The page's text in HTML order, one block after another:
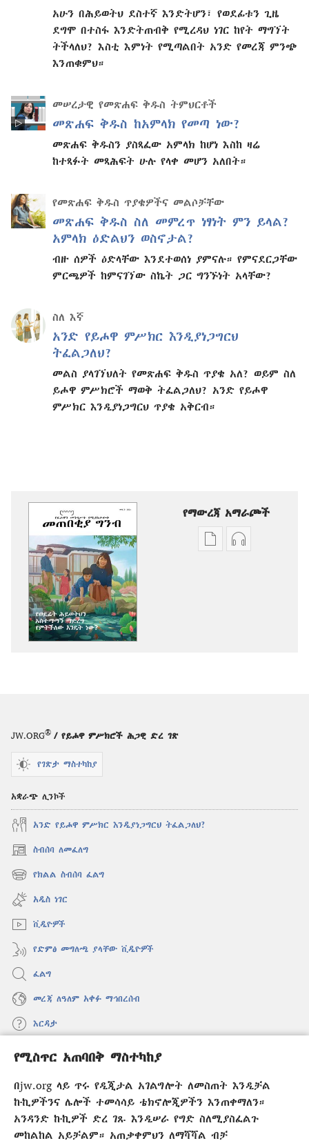
የሚስጥር አጠባበቅ ማስተካከያ
በjw.org ላይ ጥሩ የዲጂታል አገልግሎት ለመስጠት እንዲቻል
ኩኪዎችንና ሌሎች ተመሳሳይ ቴክኖሎጂዎችን እንጠቀማለን።
አንዳንድ ኩኪዎች ድረ ገጹ እንዲሠራ የግድ ስለሚያስፈልጉ
መከልከል አይቻልም። አጠቃቀምህን ለማሻሻል ብቻ
አሁን በሕይወትህ ደስተኛ እንድትሆን፣ የወደፊቱን ጊዜ
ደግሞ በተስፋ እንድትጠብቅ የሚረዳህ ነገር ከየት ማግኘት
ትችላለህ? እስቲ እምነት የሚጣልበት አንድ የመረጃ ምንጭ
እንጠቁምህ።
መሠረታዊ የመጽሐፍ ቅዱስ ትምህርቶች
መጽሐፍ ቅዱስ ከአምላክ የመጣ ነው?
መጽሐፍ ቅዱስን ያስጻፈው አምላክ ከሆነ እስከ ዛሬ
ከተጻፉት መጻሕፍት ሁሉ የላቀ መሆን አለበት።
የመጽሐፍ ቅዱስ ጥያቄዎችና መልሶቻቸው
መጽሐፍ ቅዱስ ስለ መምረጥ ነፃነት ምን ይላል?
አምላክ ዕድልህን ወስኖታል?
ብዙ ሰዎች ዕድላቸው እንደተወሰነ ያምናሉ። የምናደርጋቸው
ምርጫዎች ከምናገኘው ስኬት ጋር ግንኙነት አላቸው?
ስለ እኛ
አንድ የይሖዋ ምሥክር እንዲያነጋግርህ
ትፈልጋለህ?
መልስ ያላገኘህለት የመጽሐፍ ቅዱስ ጥያቄ አለ? ወይም ስለ
ይሖዋ ምሥክሮች ማወቅ ትፈልጋለህ? አንድ የይሖዋ
ምሥክር እንዲያነጋግርህ ጥያቄ አቅርብ።
የማውረጃ አማራጮች
የሕትመትኦዲዮዎችን
JW.ORG® / የይሖዋ ምሥክሮች ሕጋዊ ድረ ገጽ
የገጽታ ማስተካከያ
አቋራጭ ሊንኮች
አንድ የይሖዋ ምሥክር እንዲያነጋግርህ ትፈልጋለህ?
ስብሰባ ለመፈለግ
(አዲስ
ዊንዶው
ክፈት)
የክልል ስብሰባ ፈልግ
(አዲስ
ዊንዶው
ክፈት)
አዲስ ነገር
ቪዲዮዎች
የድምፅ መግለጫ ያላቸው ቪዲዮዎች
ፈልግ
መረጃ ለዓለም አቀፉ ማኅበረሰብ
እርዳታ
መዋጮዎች
(አዲስ
ክፈት)
የመጠበቂያ ግንብ የኢንተርኔት ቤተ መጻሕፍት
(አዲስ
ዊንዶው
®
(አዲስ